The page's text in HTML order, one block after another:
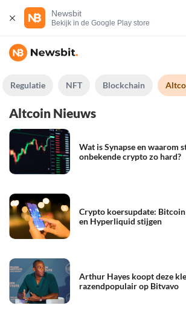
Newsbit
Bekijk in de Google Play store
Regulatie NFT Blockchain
Altcoin Nieuws
Wat is Synapse en waarom
onbekende crypto zo hard?
Crypto koersupdate:
en Hyperliquid stijgen
Arthur Hayes koopt deze
razendpopulair op Bitvavo